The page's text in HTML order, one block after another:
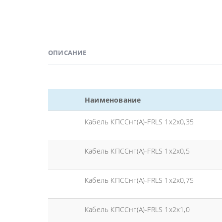
ОПИСАНИЕ
Наименование
Кабель КПССнг(А)-FRLS 1x2x0,35
Кабель КПССнг(А)-FRLS 1x2x0,5
Кабель КПССнг(А)-FRLS 1x2x0,75
Кабель КПССнг(А)-FRLS 1x2x1,0